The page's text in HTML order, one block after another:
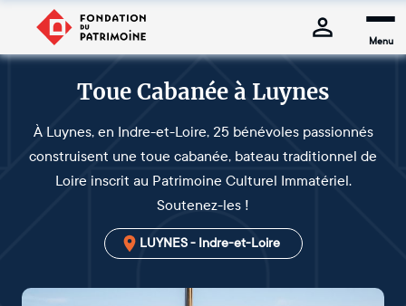
Menu
Toue Cabanée à Luynes
À Luynes, en Indre-et-Loire, 25 bénévoles passionnés
construisent une toue cabanée, bateau traditionnel de
Loire inscrit au Patrimoine Culturel Immatériel.
Soutenez-les !
LUYNES - Indre-et-Loire